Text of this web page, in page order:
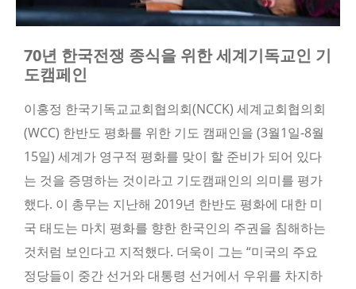
70년 한국전쟁 종식을 위한 세계기독교인 기
도캠페인
이홍정 한국기독교교회협의회(NCCK) 세계교회협의회
(WCC) 한반도 평화를 위한 기도 캠패인을 (3월1일-8월
15일) 세계가 영구적 평화를 맞이 할 준비가 되어 있다
는 것을 증명하는 것이라고 기도캠패인의 의미를 평가
했다. 이 총무는 지난해 2019년 한반도 평화에 대한 미
국 태도는 마치 평화를 향한 한국인의 주권을 침해하는
것처럼 보인다고 지적했다. 더욱이 그는 “미국의 주요
정당들이 중간 선거와 대통령 선거에서 우위를 차지하